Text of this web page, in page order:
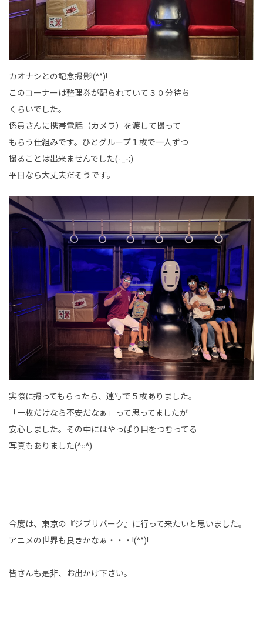
カオナシとの記念撮影!(^^)!
このコーナーは整理券が配られていて３０分待ち
くらいでした。
係員さんに携帯電話（カメラ）を渡して撮って
もらう仕組みです。ひとグループ１枚で一人ずつ
撮ることは出来ませんでした(-_-;)
平日なら大丈夫だそうです。
実際に撮ってもらったら、連写で５枚ありました。
「一枚だけなら不安だなぁ」って思ってましたが
安心しました。その中にはやっぱり目をつむってる
写真もありました(^○^)
今度は、東京の『ジブリパーク』に行って来たいと思いました。
アニメの世界も良きかなぁ・・・!(^^)!
皆さんも是非、お出かけ下さい。